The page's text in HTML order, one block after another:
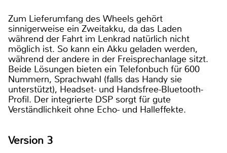
Zum Lieferumfang des Wheels gehört
sinnigerweise ein Zweitakku, da das Laden
während der Fahrt im Lenkrad natürlich nicht
möglich ist. So kann ein Akku geladen werden,
während der andere in der Freisprechanlage sitzt.
Beide Lösungen bieten ein Telefonbuch für 600
Nummern, Sprachwahl (falls das Handy sie
unterstützt), Headset- und Handsfree-Bluetooth-
Profil. Der integrierte DSP sorgt für gute
Verständlichkeit ohne Echo- und Halleffekte.
Version 3